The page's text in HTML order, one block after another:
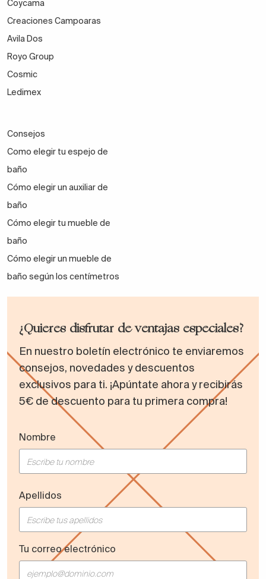
Coycama
Creaciones Campoaras
Avila Dos
Royo Group
Cosmic
Ledimex
Consejos
Como elegir tu espejo de
baño
Cómo elegir un auxiliar de
baño
Cómo elegir tu mueble de
baño
Cómo elegir un mueble de
baño según los centímetros
¿Quieres disfrutar de ventajas especiales?
En nuestro boletín electrónico te enviaremos
consejos, novedades y descuentos
exclusivos para ti. ¡Apúntate ahora y recibirás
5€ de descuento para tu primera compra!
Nombre
Apellidos
Tu correo electrónico